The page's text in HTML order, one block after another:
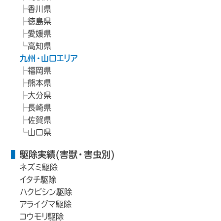
香川県
徳島県
愛媛県
高知県
九州・山口エリア
福岡県
熊本県
大分県
長崎県
佐賀県
山口県
駆除実績(害獣・害虫別)
ネズミ駆除
イタチ駆除
ハクビシン駆除
アライグマ駆除
コウモリ駆除